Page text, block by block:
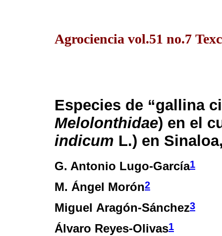
Agrociencia vol.51 no.7
Especies de “gallina
Melolonthidae) en el
indicum L.) en
G. Antonio Lugo-García1
M. Ángel Morón2
Miguel Aragón-Sánchez3
Álvaro Reyes-Olivas1